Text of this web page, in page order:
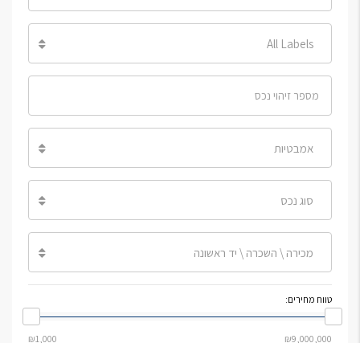
All Labels
אמבטיות
סוג נכס
מכירה \ השכרה \ יד ראשונה
טווח מחירים: